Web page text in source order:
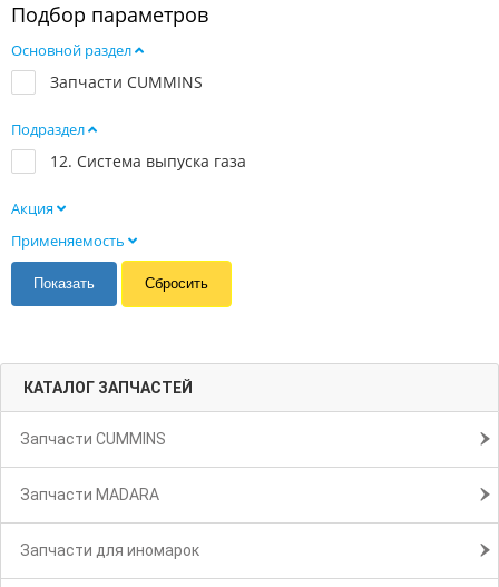
Подбор параметров
Основной раздел
Запчасти CUMMINS
Подраздел
12. Система выпуска газа
Акция
Применяемость
КАТАЛОГ ЗАПЧАСТЕЙ
Запчасти CUMMINS
Запчасти MADARA
Запчасти для иномарок